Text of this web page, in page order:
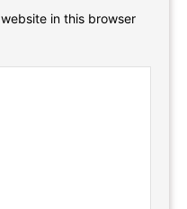
in this browser